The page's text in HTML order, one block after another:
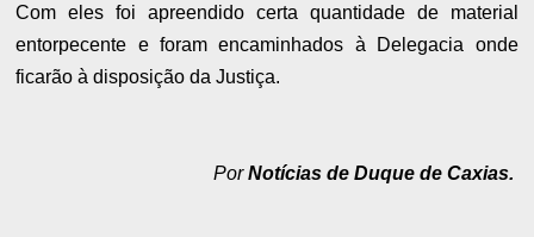
Com eles foi apreendido certa quantidade de material
entorpecente e foram encaminhados à Delegacia onde
ficarão à disposição da Justiça.
PorNotícias de Duque de Caxias.